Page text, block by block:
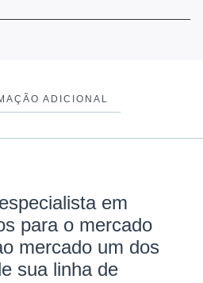
ADICIONAL
em
para o mercado
mercado um dos
sua linha de